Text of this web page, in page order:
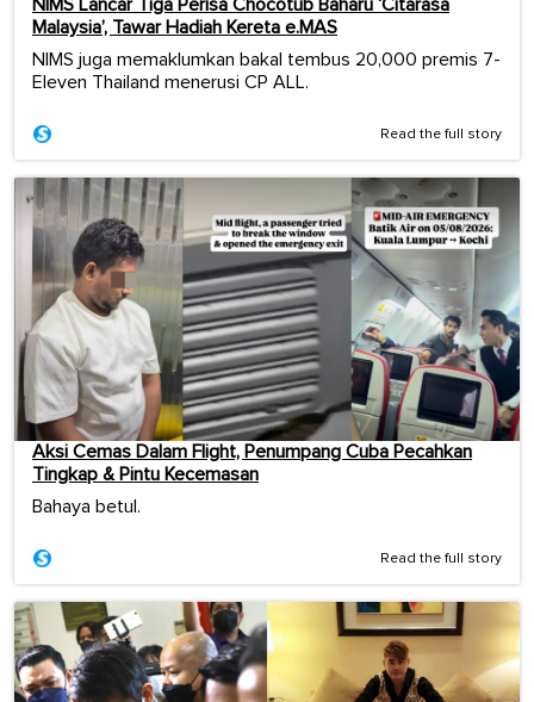
NIMS Lancar Tiga Perisa Chocotub Baharu ‘Citarasa
Malaysia’, Tawar Hadiah Kereta e.MAS
NIMS juga memaklumkan bakal tembus 20,000 premis 7-
Eleven Thailand menerusi CP ALL.
Read the full story
Aksi Cemas Dalam Flight, Penumpang Cuba Pecahkan
Tingkap & Pintu Kecemasan
Bahaya betul.
Read the full story